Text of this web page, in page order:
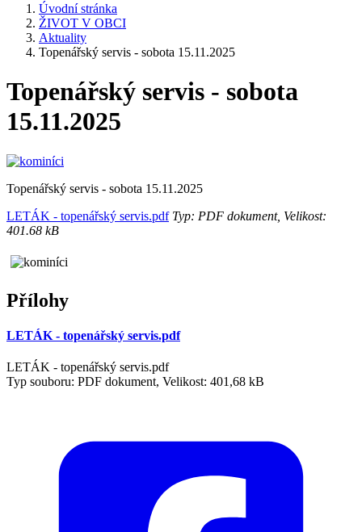
Úvodní stránka
ŽIVOT V OBCI
Aktuality
Topenářský servis - sobota 15.11.2025
Topenářský servis - sobota
15.11.2025
Topenářský servis - sobota 15.11.2025
LETÁK - topenářský servis.pdfTyp: PDF dokument, Velikost:
401.68 kB
Přílohy
LETÁK - topenářský servis.pdf
LETÁK - topenářský servis.pdf
Typ souboru: PDF dokument, Velikost: 401,68 kB